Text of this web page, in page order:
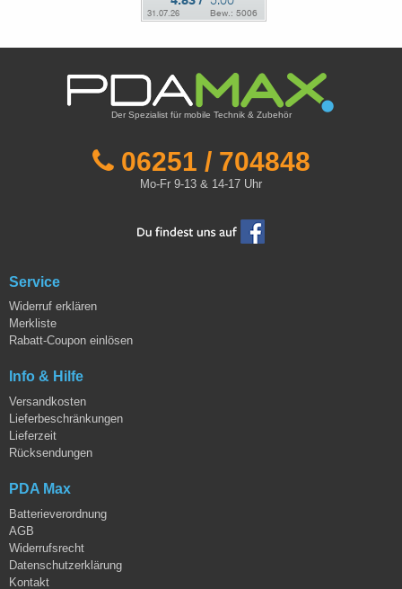
Der Spezialist für mobile Technik & Zubehör
06251 / 704848
Mo-Fr 9-13 & 14-17 Uhr
Service
Widerruf erklären
Merkliste
Rabatt-Coupon einlösen
Info & Hilfe
Versandkosten
Lieferbeschränkungen
Lieferzeit
Rücksendungen
PDA Max
Batterieverordnung
AGB
Widerrufsrecht
Datenschutzerklärung
Kontakt